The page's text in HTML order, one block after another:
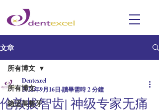
文章
所有博文
隐适美整牙
所有博文
伦敦拔智齿| 神级专家无痛
Dentexcel
2022年9月16日 讀畢需時 2 分鐘